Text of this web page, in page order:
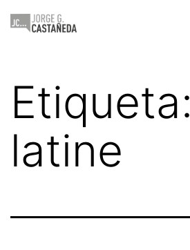
Saltar
Jorge
Etiqueta:
latine